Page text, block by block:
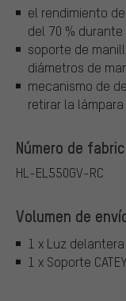
el rendimiento
del 70 %
soporte de
diámetros de
mecanismo de
retirar la lámpara
Número de
HL-EL550GV-RC
Volumen de
1 x Luz delantera
1 x Soporte